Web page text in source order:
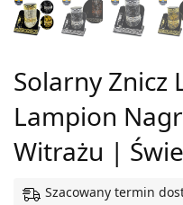
Solarny Znicz
Lampion
Witrażu |
Szacowany termin